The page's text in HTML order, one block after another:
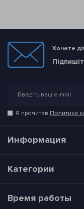
Хочете
Я прочитав Политика
Информация
Категории
Время работы